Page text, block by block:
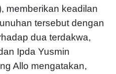
memberikan keadilan
tersebut dengan
dua terdakwa,
Ipda Yusmin
Allo mengatakan,